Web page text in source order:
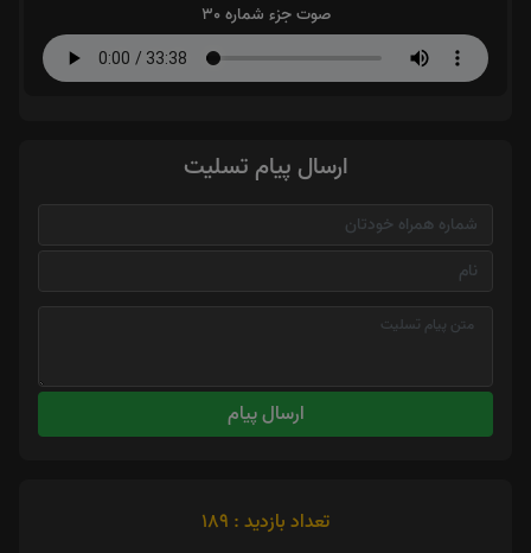
صوت جزء شماره 30
ارسال پیام تسلیت
ارسال پیام
تعداد بازدید : 189